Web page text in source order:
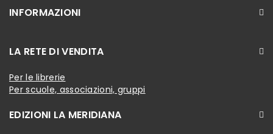
INFORMAZIONI
LA RETE DI VENDITA
Per le librerie
Per scuole, associazioni, gruppi
EDIZIONI LA MERIDIANA